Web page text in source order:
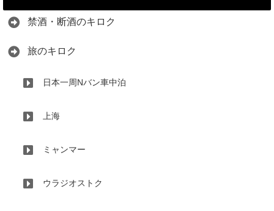
禁酒・断酒のキロク
旅のキロク
日本一周Nバン車中泊
上海
ミャンマー
ウラジオストク